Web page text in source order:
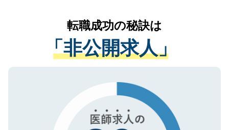
は、個人情報の取り扱いについての厳密な
管理基準を満たした事業者のみに付与され
る、プライバシーマークを取得済みです。
で、機密保持に関してもご安心ください。
かがいして、現在の医療機関の状況や紹介
経験をまじえながら、適切なアドバイスを
させていただきます。すぐにご転職をされ
ない方には、長期的なサポートが可能です
ので、まずはご登録ください。
転職成功の秘訣は
「非公開求人」